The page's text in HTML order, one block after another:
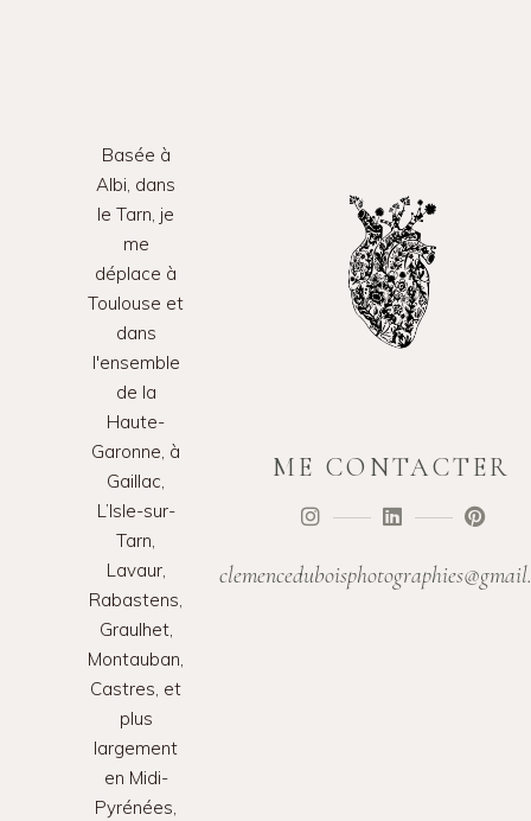
Basée à
Albi, dans
le Tarn, je
me
déplace à
Toulouse et
dans
l'ensemble
de la
Haute-
Garonne, à
Gaillac,
L’Isle-sur-
Tarn,
Lavaur,
Rabastens,
Graulhet,
Montauban,
Castres, et
plus
largement
en Midi-
Pyrénées,
ME CONTACTER